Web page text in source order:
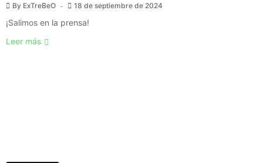
By ExTreBeO 18 de septiembre de 2024
¡Salimos en la prensa!
Leer más